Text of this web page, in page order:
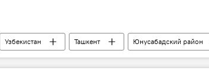
Узбекистан Ташкент Юнусабадский район